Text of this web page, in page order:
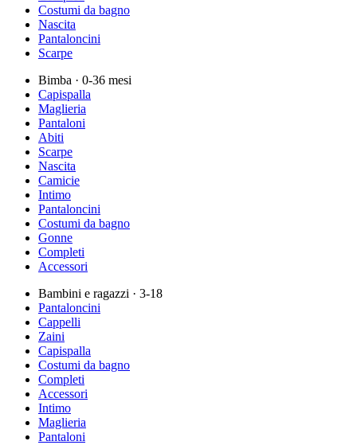
Costumi da bagno
Nascita
Pantaloncini
Scarpe
Bimba · 0-36 mesi
Capispalla
Maglieria
Pantaloni
Abiti
Scarpe
Nascita
Camicie
Intimo
Pantaloncini
Costumi da bagno
Gonne
Completi
Accessori
Bambini e ragazzi · 3-18
Pantaloncini
Cappelli
Zaini
Capispalla
Costumi da bagno
Completi
Accessori
Intimo
Maglieria
Pantaloni